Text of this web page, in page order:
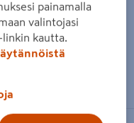
painamalla
valintojasi
linkin kautta.